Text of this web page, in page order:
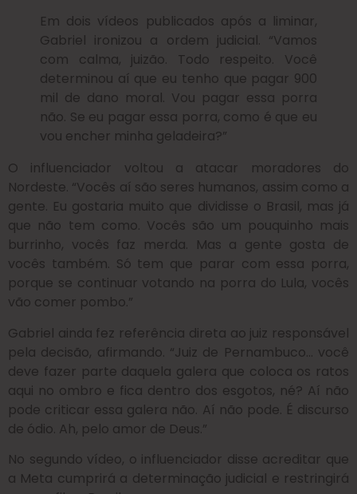
Em dois vídeos publicados após a liminar,
Gabriel ironizou a ordem judicial. “Vamos
com calma, juizão. Todo respeito. Você
determinou aí que eu tenho que pagar 900
mil de dano moral. Vou pagar essa porra
não. Se eu pagar essa porra, como é que eu
vou encher minha geladeira?”
O influenciador voltou a atacar moradores do
Nordeste. “Vocês aí são seres humanos, assim como a
gente. Eu gostaria muito que dividisse o Brasil, mas já
que não tem como. Vocês são um pouquinho mais
burrinho, vocês faz merda. Mas a gente gosta de
vocês também. Só tem que parar com essa porra,
porque se continuar votando na porra do Lula, vocês
vão comer pombo.”
Gabriel ainda fez referência direta ao juiz responsável
pela decisão, afirmando. “Juiz de Pernambuco… você
deve fazer parte daquela galera que coloca os ratos
aqui no ombro e fica dentro dos esgotos, né? Aí não
pode criticar essa galera não. Aí não pode. É discurso
de ódio. Ah, pelo amor de Deus.”
No segundo vídeo, o influenciador disse acreditar que
a Meta cumprirá a determinação judicial e restringirá